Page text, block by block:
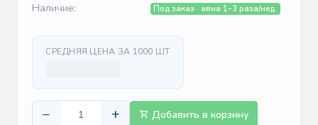
Наличие:
Под заказ · авиа 1–3 раза/нед.
СРЕДНЯЯ ЦЕНА ЗА 1000 ШТ
− + Добавить в корзину